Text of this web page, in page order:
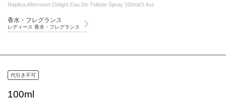
Replica Afternoon Delight Eau De Toilette Spray 100ml/3.4oz
香水・フレグランス
レディース 香水・フレグランス
代引き不可
100ml